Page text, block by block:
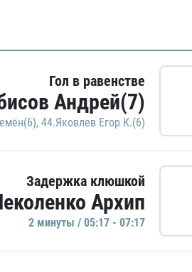
Гол в равенстве
Андрей(7)
, 44.Яковлев Егор К.(6)
Задержка клюшкой
Архип
2 минуты / 05:17 - 07:17